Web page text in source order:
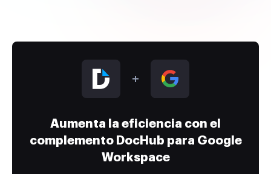
Aumenta la eficiencia con el
complemento DocHub para Google
Workspace